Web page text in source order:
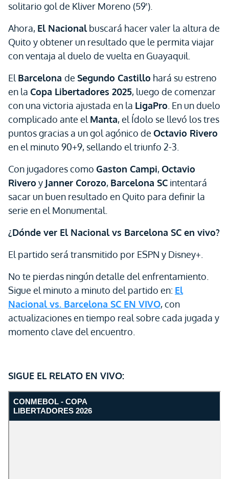
solitario gol de Kliver Moreno (59').
Ahora, El Nacionalbuscará hacer valer la altura de
Quito y obtener un resultado que le permita viajar
con ventaja al duelo de vuelta en Guayaquil.
El Barcelona de Segundo Castillo hará su estreno
en la Copa Libertadores 2025, luego de comenzar
con una victoria ajustada en la LigaPro . En un duelo
complicado ante el Manta, el Ídolo se llevó los tres
puntos gracias a un gol agónico de Octavio Rivero
en el minuto 90+9, sellando el triunfo 2-3.
Con jugadores como Gaston Campi,Octavio
Rivero y Janner Corozo, Barcelona SC intentará
sacar un buen resultado en Quito para definir la
serie en el Monumental.
¿Dónde ver El Nacional vs Barcelona SC en vivo?
El partido será transmitido por ESPN y Disney+.
No te pierdas ningún detalle del enfrentamiento.
Sigue el minuto a minuto del partido en: El
Nacional vs. Barcelona SC EN VIVO, con
actualizaciones en tiempo real sobre cada jugada y
momento clave del encuentro.
SIGUE EL RELATO EN VIVO: